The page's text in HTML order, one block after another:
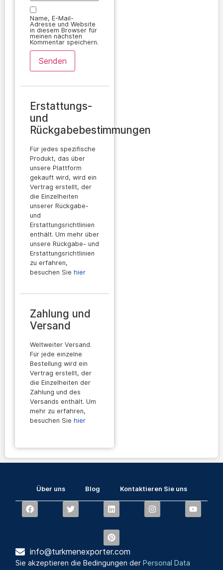
Name, E-Mail-
Adresse und Website
in diesem Browser für
meinen nächsten
Kommentar speichern.
Erstattungs-
und
Rückgabebestimmungen
Für jedes spezifische
Produkt, das über
unsere Plattform
gekauft wird, wird ein
Vertrag erstellt, der
die Einzelheiten
unserer Rückgabe-
und
Erstattungsrichtlinien
enthält. Um mehr über
unsere Rückgabe- und
Erstattungsrichtlinien
zu erfahren,
besuchen Sie hier
Zahlung und
Versand
Weltweiter Versand.
Für jede einzelne
Bestellung wird ein
Vertrag erstellt, der
die Einzelheiten der
Zahlung und des
Versands enthält. Um
mehr zu erfahren,
besuchen Sie hier
Über uns Blog Kontaktieren Sie uns
info@turkmenexporter.com
Sie akzeptieren die Bedingungen derPersonal Data